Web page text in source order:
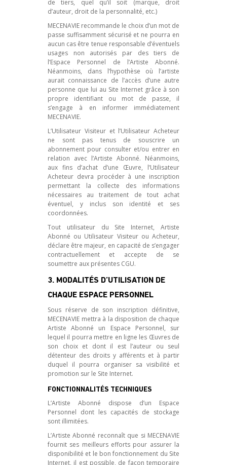
de tiers, quel qu’il soit (marque, droit
d’auteur, droit de la personnalité, etc.)
MECENAVIE recommande le choix d’un mot de
passe suffisamment sécurisé et ne pourra en
aucun cas être tenue responsable d’éventuels
usages non autorisés par des tiers de
l’Espace Personnel de l’Artiste Abonné.
Néanmoins, dans l’hypothèse où l’artiste
aurait connaissance de l’accès d’une autre
personne que lui au Site Internet grâce à son
propre identifiant ou mot de passe, il
s’engage à en informer immédiatement
MECENAVIE.
L’Utilisateur Visiteur et l’Utilisateur Acheteur
ne sont pas tenus de souscrire un
abonnement pour consulter et/ou entrer en
relation avec l’Artiste Abonné. Néanmoins,
aux fins d’achat d’une Œuvre, l’Utilisateur
Acheteur devra procéder à une inscription
permettant la collecte des informations
nécessaires au traitement de tout achat
éventuel, y inclus son identité et ses
coordonnées.
Tout utilisateur du Site Internet, Artiste
Abonné ou Utilisateur Visiteur ou Acheteur,
déclare être majeur, en capacité de s’engager
contractuellement et accepte de se
soumettre aux présentes CGU.
3. MODALITÉS D’UTILISATION DE
CHAQUE ESPACE PERSONNEL
Sous réserve de son inscription définitive,
MECENAVIE mettra à la disposition de chaque
Artiste Abonné un Espace Personnel, sur
lequel il pourra mettre en ligne les Œuvres de
son choix et dont il est l’auteur ou seul
détenteur des droits y afférents et à partir
duquel il pourra organiser sa visibilité et
promotion sur le Site Internet.
FONCTIONNALITÉS TECHNIQUES
L’Artiste Abonné dispose d’un Espace
Personnel dont les capacités de stockage
sont illimitées.
L’Artiste Abonné reconnaît que si MECENAVIE
fournit ses meilleurs efforts pour assurer la
disponibilité et le bon fonctionnement du Site
Internet, il est possible, de façon temporaire